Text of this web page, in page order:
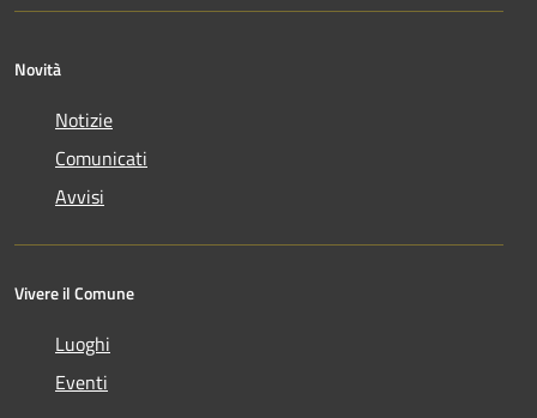
Novità
Notizie
Comunicati
Avvisi
Vivere il Comune
Luoghi
Eventi